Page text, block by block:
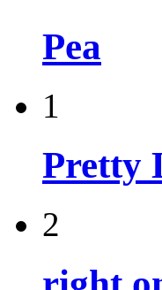
Pea
1
Pretty
2